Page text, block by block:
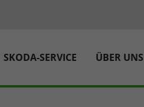
SKODA-SERVICE ÜBER UNS